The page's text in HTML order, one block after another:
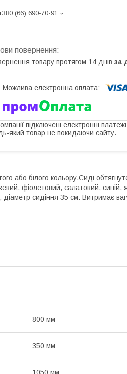
(66) 690-70-91
товару протягом 14 днів за
підключені електронні
який товар не покидаючи сайту.
або білого кольору.Сиді
фіолетовий, салатовий, синій,
сидіння 35 см. Витримає
800 мм
350 мм
1050 мм